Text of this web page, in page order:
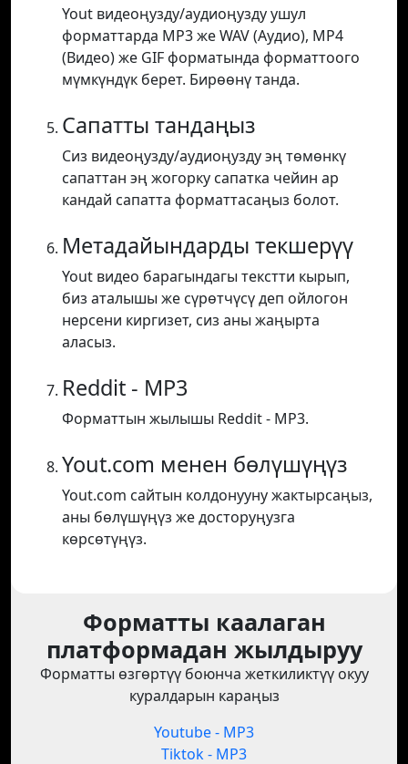
Yout видеоңузду/аудиоңузду ушул
форматтарда MP3 же WAV (Аудио), MP4
(Видео) же GIF форматында форматтоого
мүмкүндүк берет. Бирөөнү танда.
Сапатты тандаңыз
Сиз видеоңузду/аудиоңузду эң төмөнкү
сапаттан эң жогорку сапатка чейин ар
кандай сапатта форматтасаңыз болот.
Метадайындарды текшерүү
Yout видео барагындагы текстти кырып,
биз аталышы же сүрөтчүсү деп ойлогон
нерсени киргизет, сиз аны жаңырта
аласыз.
Reddit - MP3
Форматтын жылышы Reddit - MP3.
Yout.com менен бөлүшүңүз
Yout.com сайтын колдонууну жактырсаңыз,
аны бөлүшүңүз же досторуңузга
көрсөтүңүз.
Форматты каалаган
платформадан жылдыруу
Форматты өзгөртүү боюнча жеткиликтүү окуу
куралдарын караңыз
Youtube - MP3
Tiktok - MP3